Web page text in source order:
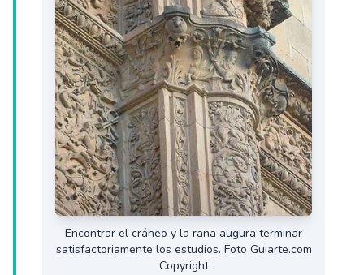
Encontrar el cráneo y la rana augura terminar
satisfactoriamente los estudios. Foto Guiarte.com
Copyright